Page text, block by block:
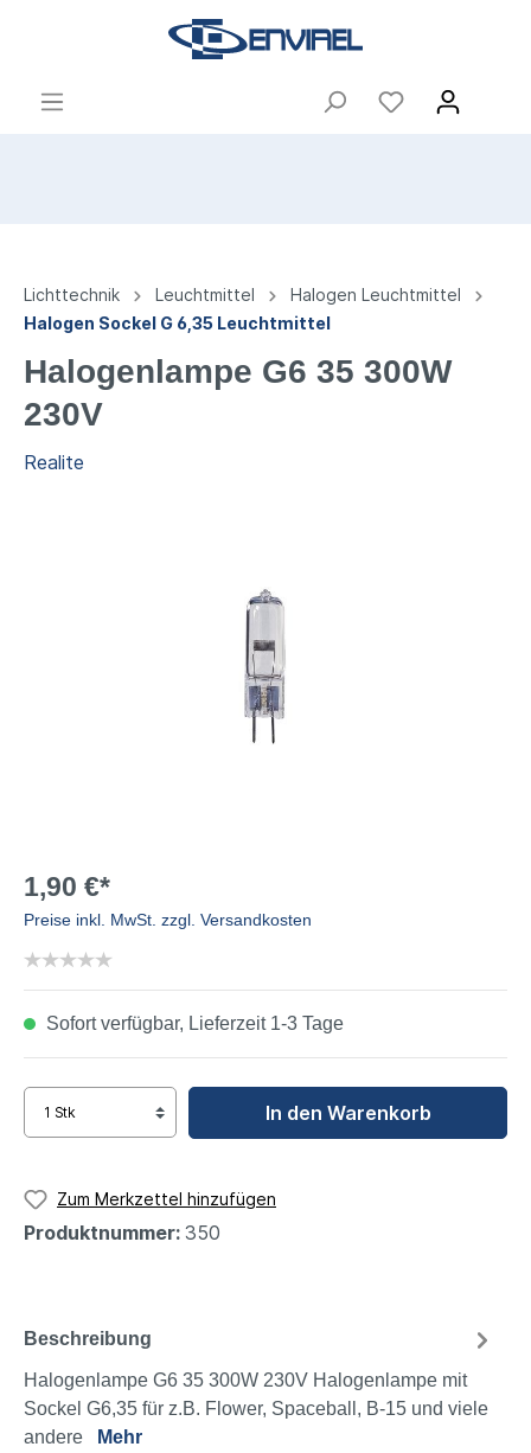
Lichttechnik Leuchtmittel
Halogen Leuchtmittel
Halogen Sockel G 6,35 Leuchtmittel
Halogenlampe G6 35 300W
230V
Realite
1,90 €*
Preise inkl. MwSt. zzgl. Versandkosten
Sofort verfügbar, Lieferzeit 1-3 Tage
In den Warenkorb
Zum Merkzettel hinzufügen
Produktnummer: 350
Beschreibung
Halogenlampe G6 35 300W 230V Halogenlampe mit
Sockel G6,35 für z.B. Flower, Spaceball, B-15 und viele
andere
Mehr